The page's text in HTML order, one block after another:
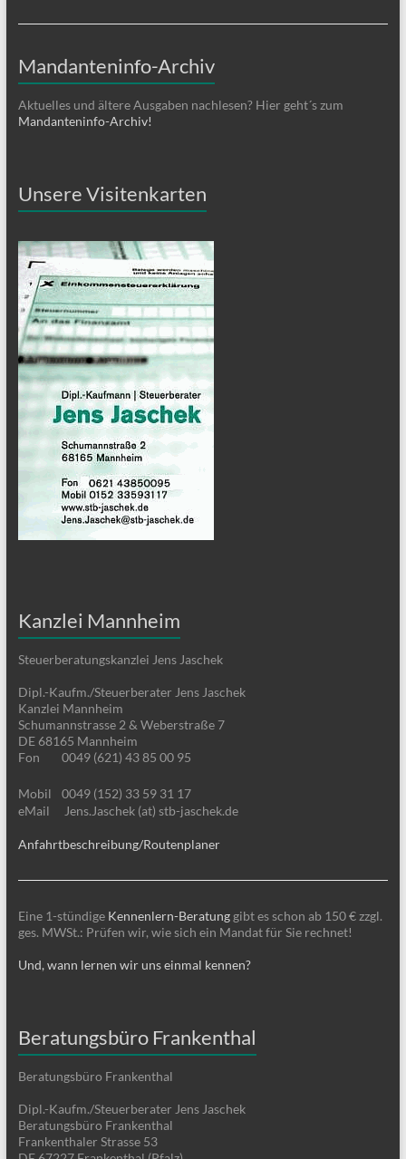
Mandanteninfo-Archiv
Aktuelles und ältere Ausgaben nachlesen? Hier geht´s zum
Mandanteninfo-Archiv!
Unsere Visitenkarten
Kanzlei Mannheim
Steuerberatungskanzlei Jens Jaschek
Dipl.-Kaufm./Steuerberater Jens Jaschek
Kanzlei Mannheim
Schumannstrasse 2 & Weberstraße 7
DE 68165 Mannheim
Fon
0049 (621) 43 85 00 95
Mobil
0049 (152) 33 59 31 17
eMail
Jens.Jaschek (at) stb-jaschek.de
Anfahrtbeschreibung/Routenplaner
Eine 1-stündige Kennenlern-Beratunggibt es schon ab 150 € zzgl.
ges. MWSt.: Prüfen wir, wie sich ein Mandat für Sie rechnet!
Und, wann lernen wir uns einmal kennen?
Beratungsbüro Frankenthal
Beratungsbüro Frankenthal
Dipl.-Kaufm./Steuerberater Jens Jaschek
Beratungsbüro Frankenthal
Frankenthaler Strasse 53